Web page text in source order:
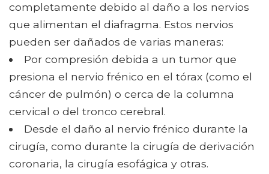
completamente debido al daño a los nervios
que alimentan el diafragma. Estos nervios
pueden ser dañados de varias maneras:
Por compresión debida a un tumor que
presiona el nervio frénico en el tórax (como el
cáncer de pulmón) o cerca de la columna
cervical o del tronco cerebral.
Desde el daño al nervio frénico durante la
cirugía, como durante la cirugía de derivación
coronaria, la cirugía esofágica y otras.